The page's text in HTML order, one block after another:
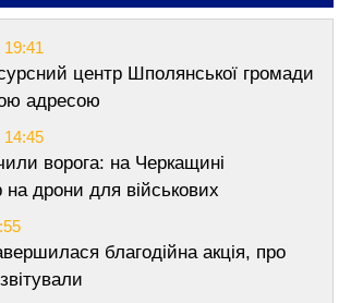
19:41
центр Шполянської громади
адресою
14:45
ворога: на Черкащині
на дрони для військових
благодійна акція, про